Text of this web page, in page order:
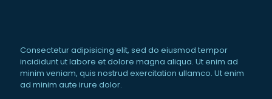
Consectetur adipisicing elit, sed do eiusmod tempor
incididunt ut labore et dolore magna aliqua. Ut enim ad
minim veniam, quis nostrud exercitation ullamco. Ut enim
ad minim aute irure dolor.